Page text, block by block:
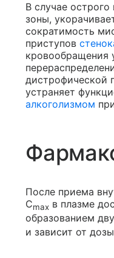
В случае
зоны,
сократимость
приступов
кровообращения
дистрофической
устраняет
алкоголизмом
После приема
Cmax в плазме
образованием
и зависит от